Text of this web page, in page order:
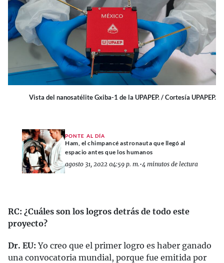
Vista del nanosatélite Gxiba-1 de la UPAPEP. / Cortesía UPAPEP.
PONTE AL DÍA
Ham, el chimpancé astronauta que llegó al
espacio antes que los humanos
agosto 31, 2022 04:59 p. m.•4 minutos de lectura
RC: ¿Cuáles son los logros detrás de todo este
proyecto?
Dr. EU: Yo creo que el primer logro es haber ganado
una convocatoria mundial, porque fue emitida por